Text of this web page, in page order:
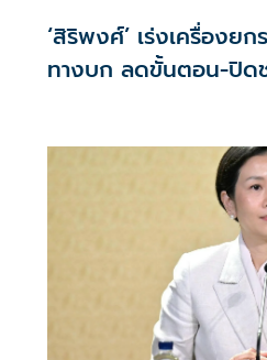
‘สิริพงศ์’ เร่งเครื่องย
ทางบก ลดขั้นตอน-ปิด